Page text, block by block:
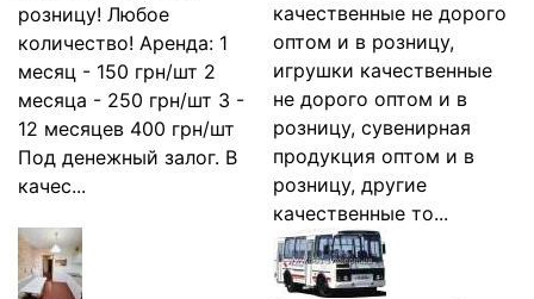
розницу! Любое
количество! Аренда: 1
месяц - 150 грн/шт 2
месяца - 250 грн/шт 3 -
12 месяцев 400 грн/шт
Под денежный залог. В
качес...
качественные не дорого
оптом и в розницу,
игрушки качественные
не дорого оптом и в
розницу, сувенирная
продукция оптом и в
розницу, другие
качественные то...